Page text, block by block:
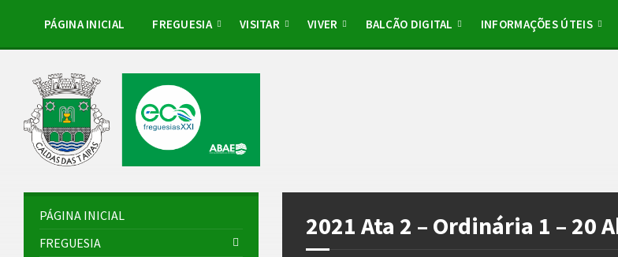
sidebar
PÁGINA INICIAL FREGUESIA VISITAR VIVER BALCÃO DIGITAL INFORMAÇÕES ÚTEIS
2021 Ata 2 – Ordinária 1 – 20
PÁGINA INICIAL
FREGUESIA